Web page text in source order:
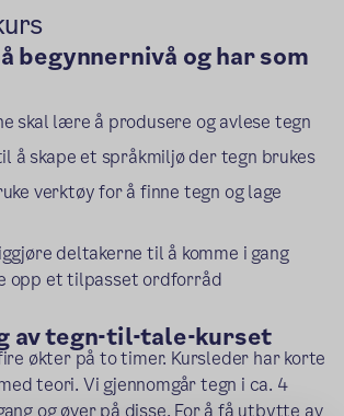
begynnernivå og har som
skal lære å produsere og avlese tegn
å skape et språkmiljø der tegn brukes
verktøy for å finne tegn og lage
deltakerne til å komme i gang
opp et tilpasset ordforråd
av tegn-til-tale-kurset
økter på to timer. Kursleder har korte
teori. Vi gjennomgår tegn i ca. 4
og øver på disse. For å få utbytte av